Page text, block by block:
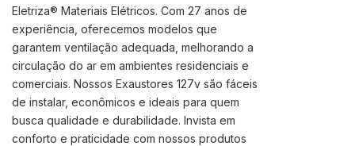
Eletriza® Materiais Elétricos. Com 27 anos de
experiência, oferecemos modelos que
garantem ventilação adequada, melhorando a
circulação do ar em ambientes residenciais e
comerciais. Nossos Exaustores 127v são fáceis
de instalar, econômicos e ideais para quem
busca qualidade e durabilidade. Invista em
conforto e praticidade com nossos produtos